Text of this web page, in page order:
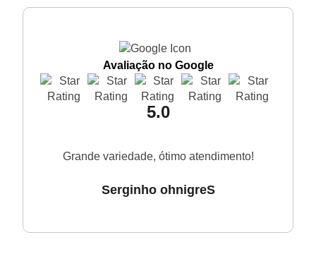
Avaliação no Google
5.0
Grande variedade, ótimo atendimento!
Serginho ohnigreS